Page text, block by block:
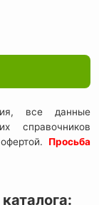
все данные
справочников
Просьба